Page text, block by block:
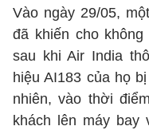
Vào ngày 29/05,
đã khiến cho
sau khi Air India
hiệu AI183 của họ
nhiên, vào thời
khách lên máy bay